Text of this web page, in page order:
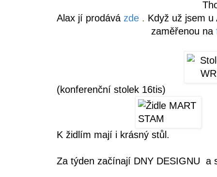
Alax jí prodává zde . Když už jsem
zaměřenou na
(konferenční stolek 16tis)
K židlím mají i krásný stůl.
Za týden začínají DNY DESIGNU a